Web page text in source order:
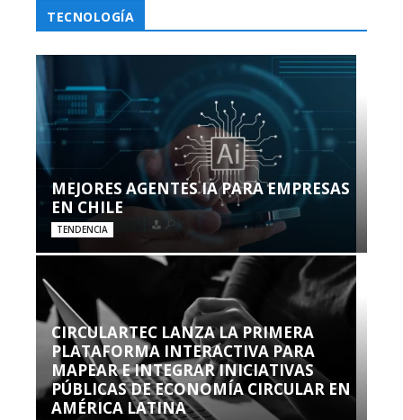
TECNOLOGÍA
MEJORES AGENTES IA PARA EMPRESAS
EN CHILE
TENDENCIA
CIRCULARTEC LANZA LA PRIMERA
PLATAFORMA INTERACTIVA PARA
MAPEAR E INTEGRAR INICIATIVAS
PÚBLICAS DE ECONOMÍA CIRCULAR EN
AMÉRICA LATINA